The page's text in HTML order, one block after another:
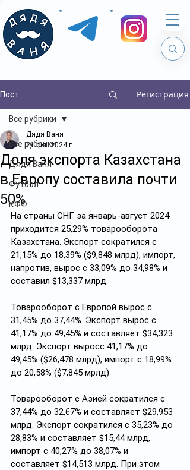
Пост Регистрация
Все рубрики
Дядя Ваня
Футбол
КФФ
Все рубрики
Доля экспорта Казахстана
в Европу составила почти
50%
Дядя Ваня
21 окт. 2024 г.
На страны СНГ за январь-август 2024
приходится 25,29% товарооборота
Казахстана. Экспорт сократился с
21,15% до 18,39% ($9,848 млрд), импорт,
напротив, вырос с 33,09% до 34,98% и
составил $13,337 млрд.
Товарооборот с Европой вырос с
31,45% до 37,44%. Экспорт вырос с
41,17% до 49,45% и составляет $34,323
млрд. Экспорт выросс 41,17% до
49,45% ($26,478 млрд), импорт с 18,99%
до 20,58% ($7,845 мрлд)
Товарооборот с Азией сократился с
37,44% до 32,67% и составляет $29,953
млрд. Экспорт сократился с 35,23% до
28,83% и составляет $15,44 млрд,
импорт с 40,27% до 38,07% и
составляет $14,513 млрд. При этом